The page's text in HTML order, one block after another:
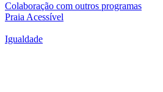
Colaboração com outros programas
Praia Acessível
Igualdade